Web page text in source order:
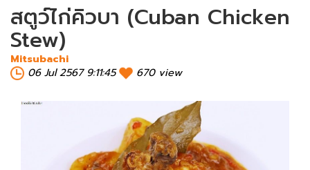
สตูว์ไก่คิวบา (Cuban Chicken
Stew)
Mitsubachi
06 Jul 2567 9:11:45
670 view